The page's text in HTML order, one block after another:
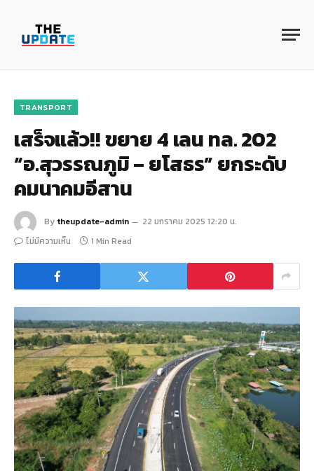
TRANSPORT
เสร็จแล้ว!! ขยาย 4 เลน ทล. 202
“อ.สุวรรณภูมิ – ยโสธร” ยกระดับ
คมนาคมอีสาน
By theupdate-admin
22 มกราคม 2025 12:20 น.
ไม่มีความเห็น
1 Min Read